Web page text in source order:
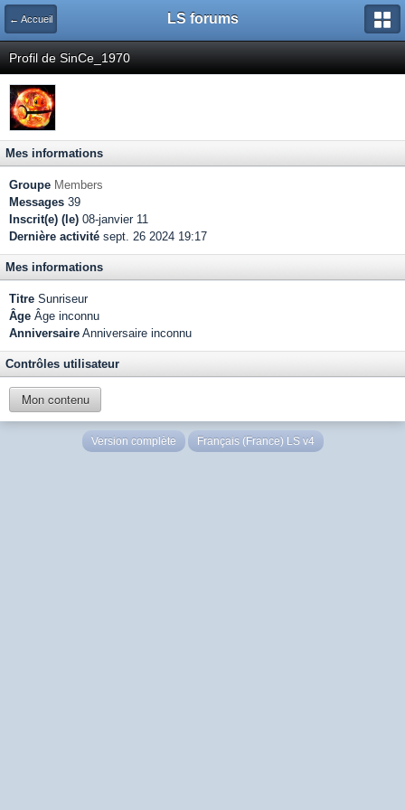
← Accueil LS forums
Profil de SinCe_1970
Mes informations
Groupe Members
Messages 39
Inscrit(e) (le) 08-janvier 11
Dernière activité sept. 26 2024 19:17
Mes informations
Titre Sunriseur
Âge Âge inconnu
Anniversaire Anniversaire inconnu
Contrôles utilisateur
Mon contenu
Version complète Français (France) LS v4